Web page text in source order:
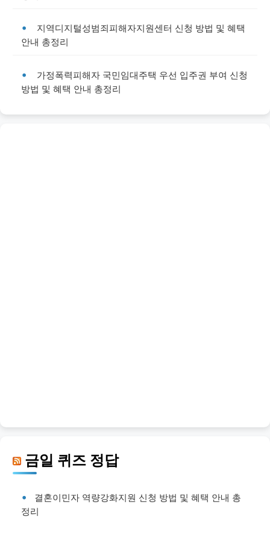
지역디지털성범죄피해자지원센터 신청 방법 및 혜택
안내 총정리
가정폭력피해자 국민임대주택 우선 입주권 부여 신청
방법 및 혜택 안내 총정리
금일 퀴즈 정답
결혼이민자 역량강화지원 신청 방법 및 혜택 안내 총
정리